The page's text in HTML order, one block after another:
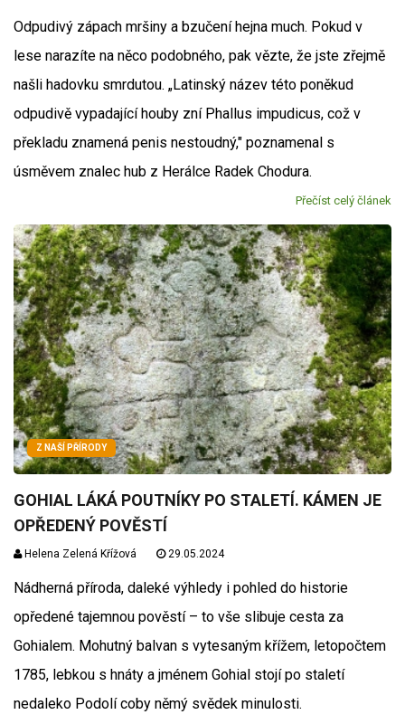
Odpudivý zápach mršiny a bzučení hejna much. Pokud v
lese narazíte na něco podobného, pak vězte, že jste zřejmě
našli hadovku smrdutou. „Latinský název této poněkud
odpudivě vypadající houby zní Phallus impudicus, což v
překladu znamená penis nestoudný," poznamenal s
úsměvem znalec hub z Herálce Radek Chodura.
Přečíst celý článek
Z NAŠÍ PŘÍRODY
GOHIAL LÁKÁ POUTNÍKY PO STALETÍ. KÁMEN JE
OPŘEDENÝ POVĚSTÍ
Helena Zelená Křížová 29.05.2024
Nádherná příroda, daleké výhledy i pohled do historie
opředené tajemnou pověstí – to vše slibuje cesta za
Gohialem. Mohutný balvan s vytesaným křížem, letopočtem
1785, lebkou s hnáty a jménem Gohial stojí po staletí
nedaleko Podolí coby němý svědek minulosti.